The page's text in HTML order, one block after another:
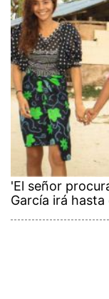
'El señor
García irá hasta